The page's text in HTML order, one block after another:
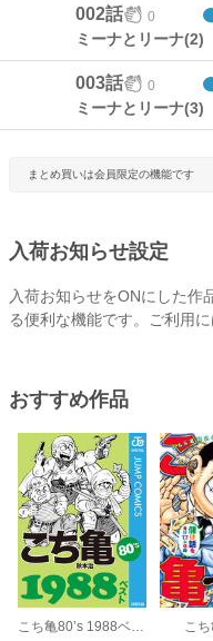
002話 0
ミーナとリーナ(2)
003話 0
ミーナとリーナ(3)
まとめ買いは会員限定の機能です
入荷お知らせ設定
入荷お知らせをONにした作
る便利な機能です。ご利用に
おすすめ作品
こち亀80’s 1988ベスト こ